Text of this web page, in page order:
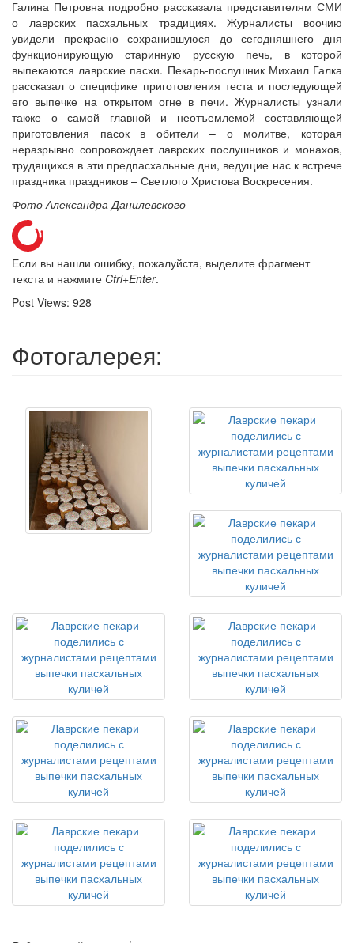
Галина Петровна подробно рассказала представителям СМИ
о лаврских пасхальных традициях. Журналисты воочию
увидели прекрасно сохранившуюся до сегодняшнего дня
функционирующую старинную русскую печь, в которой
выпекаются лаврские пасхи. Пекарь-послушник Михаил Галка
рассказал о специфике приготовления теста и последующей
его выпечке на открытом огне в печи. Журналисты узнали
также о самой главной и неотъемлемой составляющей
приготовления пасок в обители – о молитве, которая
неразрывно сопровождает лаврских послушников и монахов,
трудящихся в эти предпасхальные дни, ведущие нас к встрече
праздника праздников – Светлого Христова Воскресения.
Фото Александра Данилевского
Если вы нашли ошибку, пожалуйста, выделите фрагмент
текста и нажмите Ctrl+Enter.
Post Views: 928
Фотогалерея: